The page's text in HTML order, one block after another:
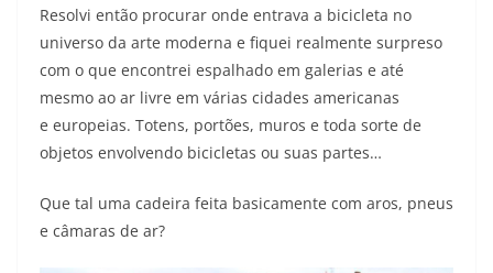
Resolvi então procurar onde entrava a bicicleta no
universo da arte moderna e fiquei realmente surpreso
com o que encontrei espalhado em galerias e até
mesmo ao ar livre em várias cidades americanas
e europeias. Totens, portões, muros e toda sorte de
objetos envolvendo bicicletas ou suas partes…
Que tal uma cadeira feita basicamente com aros, pneus
e câmaras de ar?